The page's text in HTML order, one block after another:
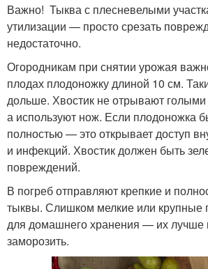
Важно! Тыква с плесневелыми
утилизации — просто срезать
недостаточно.
Огородникам при снятии урожая
плодах плодоножку длиной 10 см.
дольше. Хвостик не отрывают голыми
а используют нож. Если плодоножка
полностью — это открывает доступ
и инфекций. Хвостик должен быть
повреждений.
В погреб отправляют крепкие и
тыквы. Слишком мелкие или крупные
для домашнего хранения — их лучше
заморозить.